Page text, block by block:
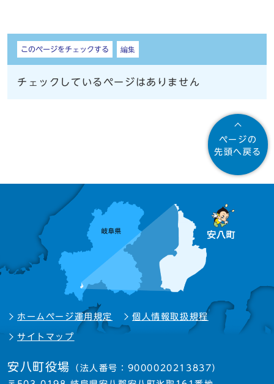
しおり
このページをチェックする 編集
チェックしているページはありません
ページの
先頭へ戻る
ホームページ運用規定 個人情報取扱規程
サイトマップ
安八町役場 （法人番号：9000020213837）